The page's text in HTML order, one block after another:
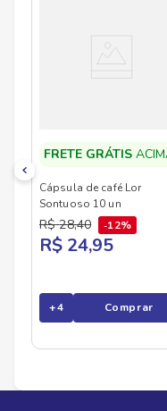
do apreciador
praticidade com
elegância, tradição
cápsulas
Disponível no
versões que
FRETE GRÁTIS
Cápsula de café Lor
Sontuoso 10 un
R$ 28,40 12%
R$ 24,95
+4 Comprar